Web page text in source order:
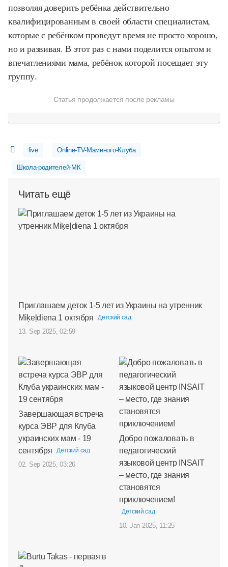
позволяя доверить ребёнка действительно
квалифицированным в своей области специалистам,
которые с ребёнком проведут время не просто хорошо,
но и развивая. В этот раз с нами поделится опытом и
впечатлениями мама, ребёнок которой посещает эту
группу.
Статья продолжается после рекламы
live Online-TV-Маминого-Клуба
Школа-родителей-МК
Читать ещё
Приглашаем деток 1-5 лет из Украины на утренник
Miķeļdiena 1 октября
Детский сад
13. Sep 2025, 02:59
Завершающая встреча
курса ЭВР для Клуба
украинских мам - 19
сентября
Детский сад
02. Sep 2025, 03:26
Добро пожаловать в
педагогический
языковой центр INSAIT
– место, где знания
становятся
приключением!
Детский сад
10. Jan 2025, 11:25